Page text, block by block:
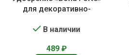
для декоративно-
В наличии
489 ₽